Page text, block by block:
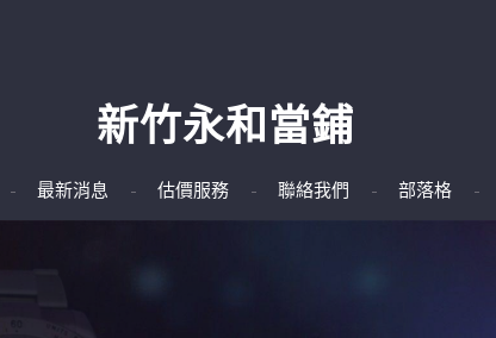
新竹永和當鋪
最新消息 估價服務 聯絡我們 部落格